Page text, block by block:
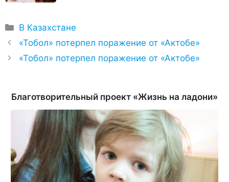
Рубрики
В Казахстане
«Тобол» потерпел поражение от «Актобе»
«Тобол» потерпел поражение от «Актобе»
Благотворительный проект «Жизнь на ладони»